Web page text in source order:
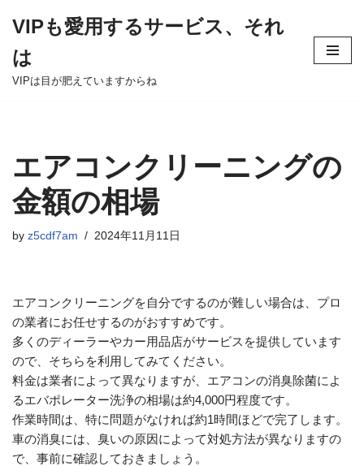
to
content
VIPも愛用するサービス、それ
は
VIPは目が肥えていますからね
エアコンクリーニングの
金額の相場
by z5cdf7am 2024年11月11日
エアコンクリーニングを自分でするのが難しい場合は、プロ
の業者にお任せするのがおすすめです。
多くのディーラーやカー用品店がサービスを提供しています
ので、そちらを利用してみてください。
料金は業者によって異なりますが、エアコンの消臭除菌によ
るエバポレーター洗浄の相場は約4,000円程度です。
作業時間は、特に問題がなければ約1時間ほどで完了します。
車の消臭には、臭いの原因によって対処方法が異なりますの
で、事前に確認しておきましょう。